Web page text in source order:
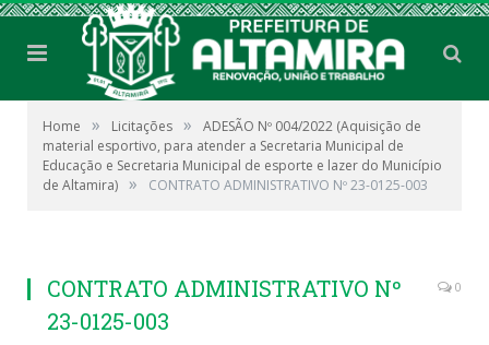
Home » Licitações »
ADESÃO Nº 004/2022 (Aquisição de
material esportivo, para atender a Secretaria Municipal de
Educação e Secretaria Municipal de esporte e lazer do Município
de Altamira) » CONTRATO ADMINISTRATIVO Nº 23-0125-003
CONTRATO ADMINISTRATIVO Nº
23-0125-003
0